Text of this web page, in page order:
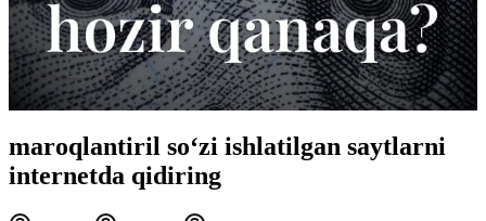
maroqlantiril so‘zi ishlatilgan saytlarni
internetda qidiring